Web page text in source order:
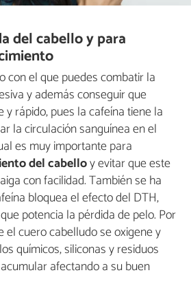
del cabello y para
con el que puedes combatir la
y además conseguir que
rápido, pues la cafeína tiene la
la circulación sanguínea en el
es muy importante para
del cabelloy evitar que este
con facilidad. También se ha
bloquea el efecto del DTH,
potencia la pérdida de pelo. Por
el cuero cabelludo se oxigene y
químicos, siliconas y residuos
afectando a su buen